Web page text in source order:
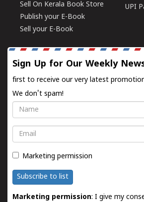
Sell On Kerala Book Store
Publish your E-Book
Sell your E-Book
UPI
Sign Up for Our Weekly
first to receive our very latest
We don't spam!
Name
Email
Marketing permission
Subscribe to list
Marketing permission: I give my